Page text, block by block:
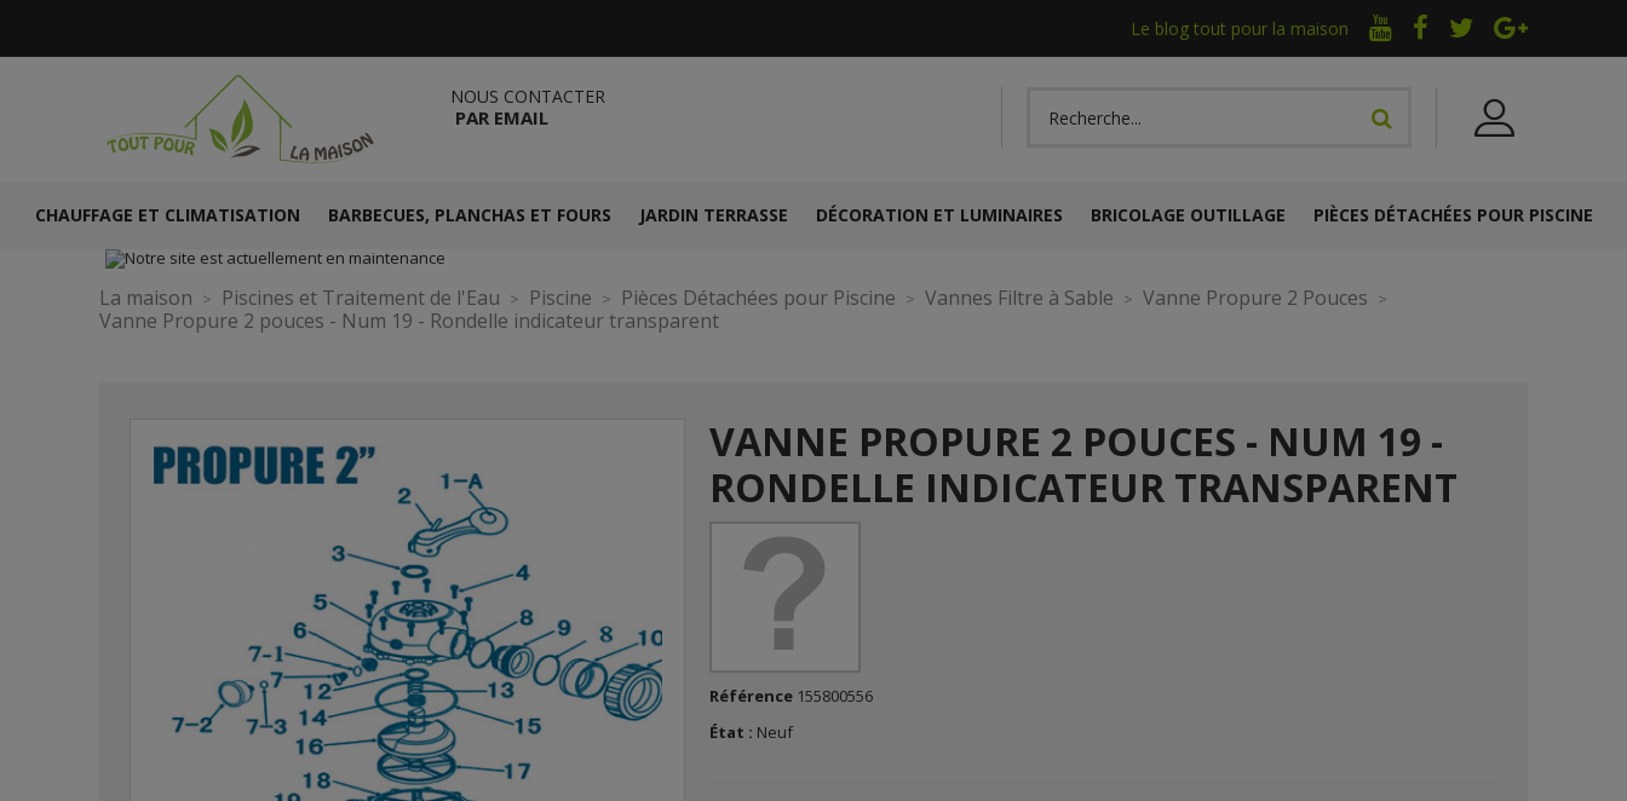
Le blog tout pour la maison
NOUS CONTACTER
PAR EMAIL
CHAUFFAGE ET CLIMATISATION BARBECUES, PLANCHAS ET FOURS JARDIN TERRASSE DÉCORATION ET LUMINAIRES BRICOLAGE OUTILLAGE PIÈCES DÉTACHÉES POUR PISCINE
La maison Piscines et Traitement de l'Eau Piscine Pièces Détachées pour Piscine Vannes Filtre à Sable
Vanne Propure 2 Pouces
Vanne Propure 2 pouces - Num 19 - Rondelle indicateur transparent
VANNE PROPURE 2 POUCES - NUM 19 -
RONDELLE INDICATEUR TRANSPARENT
Référence 155800556
État : Neuf